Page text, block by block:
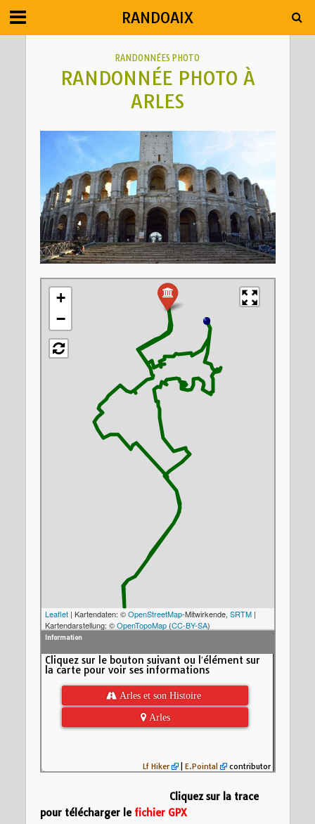
RANDOAIX
RANDONNÉES PHOTO
RANDONNÉE PHOTO À
ARLES
+
−
Leaflet| Kartendaten: ©OpenStreetMap-Mitwirkende, SRTM|
Kartendarstellung: ©OpenTopoMap(CC-BY-SA)
 Arles et son Histoire
 Arles
Information
Cliquez sur le bouton suivant ou l′élément sur
la carte pour voir ses informations
Lf Hiker | E.Pointal contributor
Cliquez sur la trace
pour télécharger lefichier GPX